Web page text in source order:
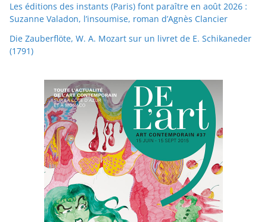
Les éditions des instants (Paris) font paraître en août 2026 :
Suzanne Valadon, l’insoumise, roman d’Agnès Clancier
Die Zauberflöte, W. A. Mozart sur un livret de E. Schikaneder
(1791)